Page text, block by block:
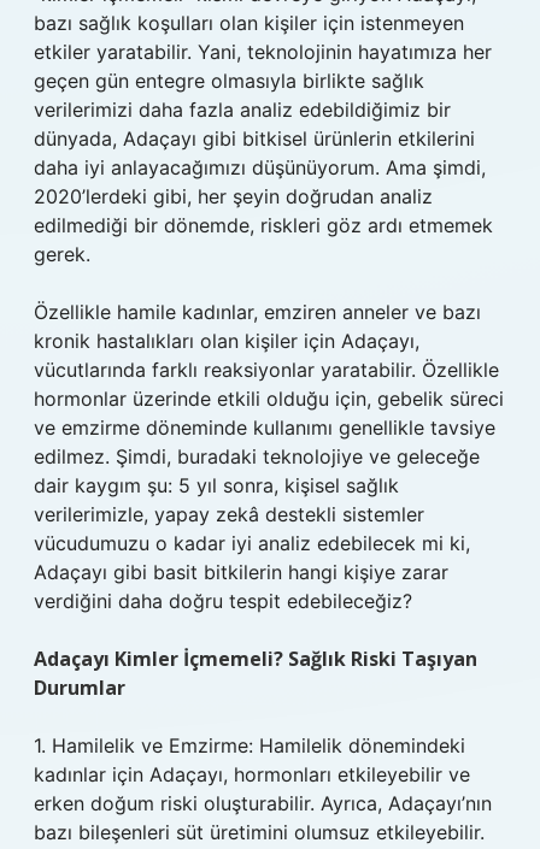
bazı sağlık koşulları olan kişiler için istenmeyen
etkiler yaratabilir. Yani, teknolojinin hayatımıza her
geçen gün entegre olmasıyla birlikte sağlık
verilerimizi daha fazla analiz edebildiğimiz bir
dünyada, Adaçayı gibi bitkisel ürünlerin etkilerini
daha iyi anlayacağımızı düşünüyorum. Ama şimdi,
2020’lerdeki gibi, her şeyin doğrudan analiz
edilmediği bir dönemde, riskleri göz ardı etmemek
gerek.
Özellikle hamile kadınlar, emziren anneler ve bazı
kronik hastalıkları olan kişiler için Adaçayı,
vücutlarında farklı reaksiyonlar yaratabilir. Özellikle
hormonlar üzerinde etkili olduğu için, gebelik süreci
ve emzirme döneminde kullanımı genellikle tavsiye
edilmez. Şimdi, buradaki teknolojiye ve geleceğe
dair kaygım şu: 5 yıl sonra, kişisel sağlık
verilerimizle, yapay zekâ destekli sistemler
vücudumuzu o kadar iyi analiz edebilecek mi ki,
Adaçayı gibi basit bitkilerin hangi kişiye zarar
verdiğini daha doğru tespit edebileceğiz?
Adaçayı Kimler İçmemeli? Sağlık Riski Taşıyan
Durumlar
1. Hamilelik ve Emzirme: Hamilelik dönemindeki
kadınlar için Adaçayı, hormonları etkileyebilir ve
erken doğum riski oluşturabilir. Ayrıca, Adaçayı’nın
bazı bileşenleri süt üretimini olumsuz etkileyebilir.